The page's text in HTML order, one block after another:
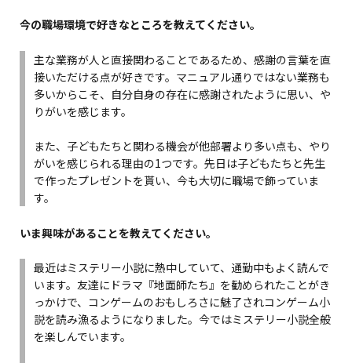
今の職場環境で好きなところを教えてください。
主な業務が人と直接関わることであるため、感謝の言葉を直
接いただける点が好きです。マニュアル通りではない業務も
多いからこそ、自分自身の存在に感謝されたように思い、や
りがいを感じます。
また、子どもたちと関わる機会が他部署より多い点も、やり
がいを感じられる理由の1つです。先日は子どもたちと先生
で作ったプレゼントを貰い、今も大切に職場で飾っていま
す。
いま興味があることを教えてください。
最近はミステリー小説に熱中していて、通勤中もよく読んで
います。友達にドラマ『地面師たち』を勧められたことがき
っかけで、コンゲームのおもしろさに魅了されコンゲーム小
説を読み漁るようになりました。今ではミステリー小説全般
を楽しんでいます。